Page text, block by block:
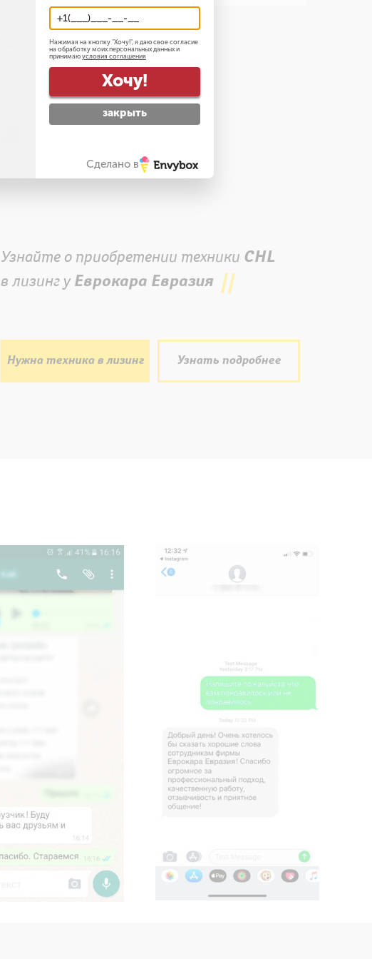
Нужна техника в лизинг Узнать подробнее
Узнайте о приобретении техники СHL
в лизинг у Еврокара Евразия
Нажимая на кнопку "Хочу!", я даю свое согласие
на обработку моих персональных данных и
принимаю условия соглашения
Хочу!
закрыть
Сделано в